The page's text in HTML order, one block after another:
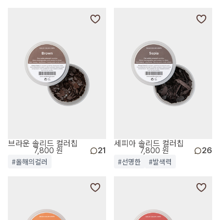
브라운 솔리드 컬러칩
7,800 원 21
#올해의컬러
세피아 솔리드 컬러칩
7,800 원 26
#선명한 #발색력